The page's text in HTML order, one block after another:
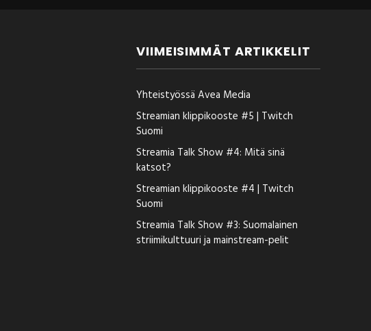
VIIMEISIMMÄT ARTIKKELIT
Yhteistyössä Avea Media
Streamian klippikooste #5 | Twitch
Suomi
Streamia Talk Show #4: Mitä sinä
katsot?
Streamian klippikooste #4 | Twitch
Suomi
Streamia Talk Show #3: Suomalainen
striimikulttuuri ja mainstream-pelit